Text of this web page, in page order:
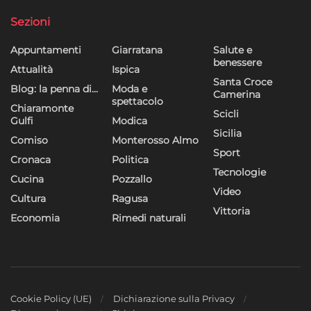
personalizzati, Sviluppare e migliorare i servizi, Utilizzare dati
Funzionalità Sempre attivo
Abbinare e combinare dati provenienti da altre
fonti di dati, Collegare diversi dispositivi,
Identificare i dispositivi in base alle informazioni
trasmesse automaticamente.
Utilizzare dati di geolocalizzazione precisi,
Riconoscere i dispositivi in base a informazioni
richieste attivamente.
e presentare pubblicità e contenuto,
privacy.
Sempre attivo
Sezioni
Appuntamenti
Attualità
Blog: la penna di…
Chiaramonte
Gulfi
Comiso
Cronaca
Cucina
Cultura
Economia
Giarratana
Ispica
Moda e
spettacolo
Modica
Monterosso Almo
Politica
Pozzallo
Ragusa
Rimedi naturali
Salute e
benessere
Santa Croce
Camerina
Scicli
Sicilia
Sport
Tecnologie
Video
Vittoria
Cookie Policy (UE)
Dichiarazione sulla Privacy